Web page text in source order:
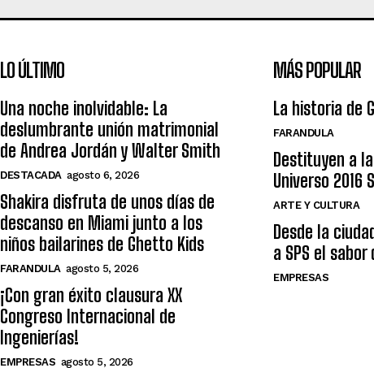
LO ÚLTIMO
Una noche inolvidable: La
deslumbrante unión matrimonial
de Andrea Jordán y Walter Smith
DESTACADA agosto 6, 2026
Shakira disfruta de unos días de
descanso en Miami junto a los
niños bailarines de Ghetto Kids
FARANDULA agosto 5, 2026
¡Con gran éxito clausura XX
Congreso Internacional de
Ingenierías!
EMPRESAS agosto 5, 2026
MÁS POPULAR
La historia de
FARANDULA
Destituyen a
Universo 2016
ARTE Y CULTURA
Desde la
a SPS el sabor
EMPRESAS